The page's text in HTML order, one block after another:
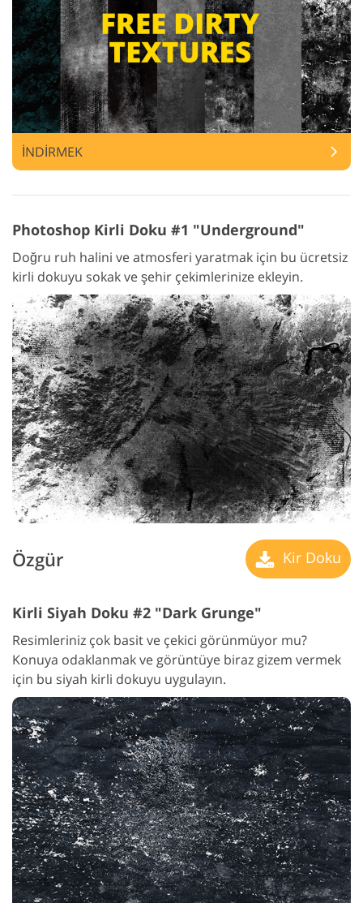
İNDİRMEK
Photoshop Kirli Doku #1 "Underground"
Doğru ruh halini ve atmosferi yaratmak için bu ücretsiz
kirli dokuyu sokak ve şehir çekimlerinize ekleyin.
Özgür Kir Doku
Kirli Siyah Doku #2 "Dark Grunge"
Resimleriniz çok basit ve çekici görünmüyor mu?
Konuya odaklanmak ve görüntüye biraz gizem vermek
için bu siyah kirli dokuyu uygulayın.